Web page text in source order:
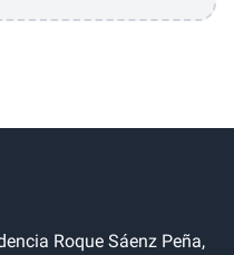
Roque Sáenz Peña,